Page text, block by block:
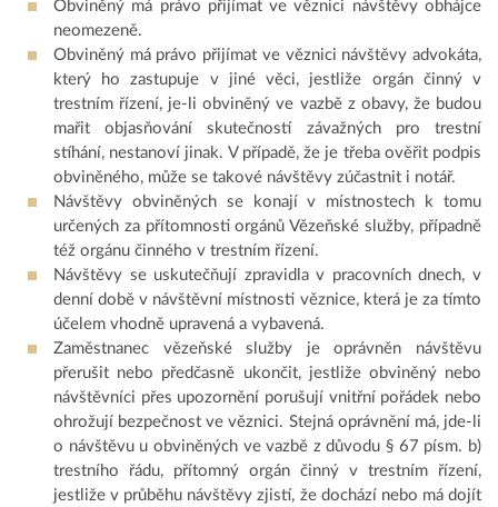
Obviněný má právo přijímat ve věznici návštěvy obhájce
neomezeně.
Obviněný má právo přijímat ve věznici návštěvy advokáta,
který ho zastupuje v jiné věci, jestliže orgán činný v
trestním řízení, je-li obviněný ve vazbě z obavy, že budou
mařit objasňování skutečností závažných pro trestní
stíhání, nestanoví jinak. V případě, že je třeba ověřit podpis
obviněného, může se takové návštěvy zúčastnit i notář.
Návštěvy obviněných se konají v místnostech k tomu
určených za přítomnosti orgánů Vězeňské služby, případně
též orgánu činného v trestním řízení.
Návštěvy se uskutečňují zpravidla v pracovních dnech, v
denní době v návštěvní místnosti věznice, která je za tímto
účelem vhodně upravená a vybavená.
Zaměstnanec vězeňské služby je oprávněn návštěvu
přerušit nebo předčasně ukončit, jestliže obviněný nebo
návštěvníci přes upozornění porušují vnitřní pořádek nebo
ohrožují bezpečnost ve věznici. Stejná oprávnění má, jde-li
o návštěvu u obviněných ve vazbě z důvodu § 67 písm. b)
trestního řádu, přítomný orgán činný v trestním řízení,
jestliže v průběhu návštěvy zjistí, že dochází nebo má dojít